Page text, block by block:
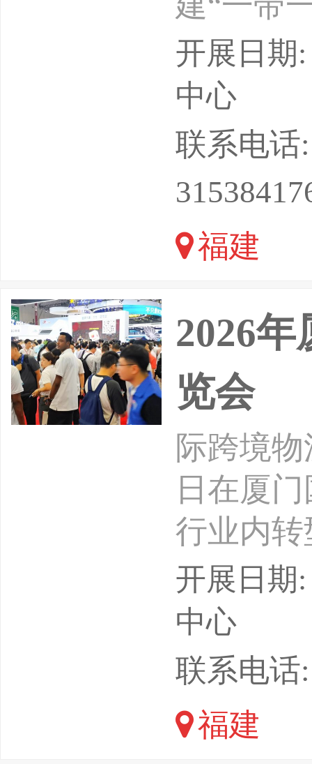
达60条
台北桃
政策支
020-
物流产
易“单一
开展日期
中心
联系电话
福建
2026
览会
际跨境
日在厦
行业内
平台。
快递企
与基地
台、跨
开展日期
中心
联系电话:
福建